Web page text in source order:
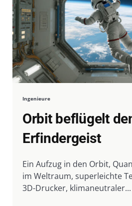
Ingenieure
Orbit beflügelt
Erfindergeist
Ein Aufzug in den Orbit,
im Weltraum, superleichte
3D-Drucker, klimaneutraler...